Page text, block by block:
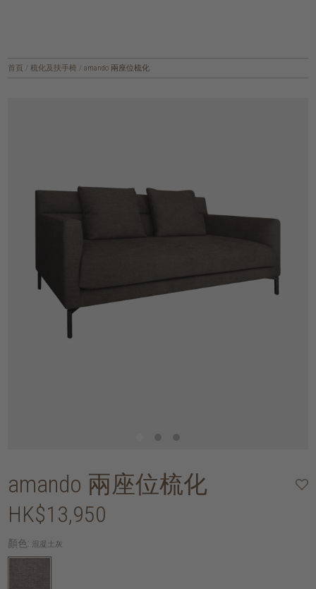
首頁 / 梳化及扶手椅 / amando 兩座位梳化
amando 兩座位梳化
HK$13,950
顏色: 混凝土灰